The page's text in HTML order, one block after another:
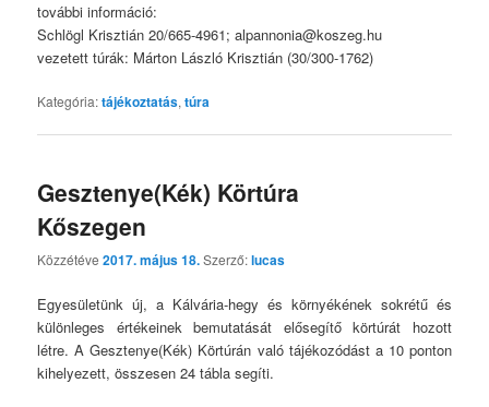
további információ:
Schlögl Krisztián 20/665-4961; alpannonia@koszeg.hu
vezetett túrák: Márton László Krisztián (30/300-1762)
Kategória:tájékoztatás,túra
Gesztenye(Kék) Körtúra
Kőszegen
Közzétéve2017. május 18.Szerző:lucas
Egyesületünk új, a Kálvária-hegy és környékének sokrétű és
különleges értékeinek bemutatását elősegítő körtúrát hozott
létre. A Gesztenye(Kék) Körtúrán való tájékozódást a 10 ponton
kihelyezett, összesen 24 tábla segíti.